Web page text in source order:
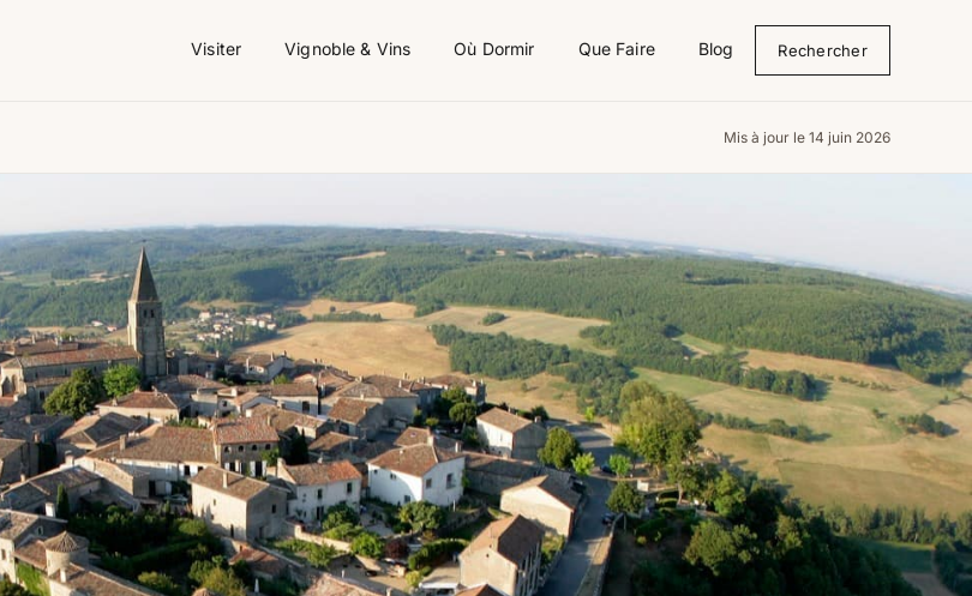
Visiter Vignoble & Vins Où Dormir Que Faire Blog Rechercher
Mis à jour le 14 juin 2026